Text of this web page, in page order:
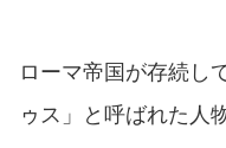
ローマ帝国が存続し
ゥス」と呼ばれた人